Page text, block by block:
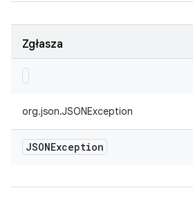
Zgłasza
org.json.JSONException
JSONException